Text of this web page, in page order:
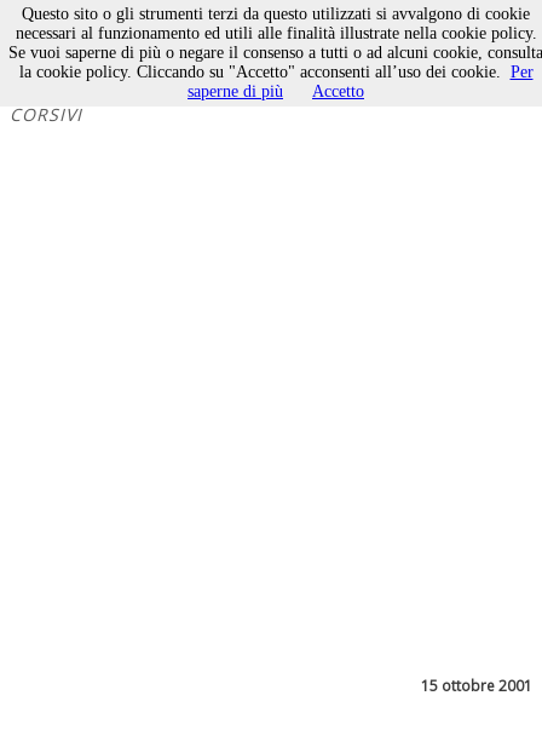
Consigliando, consigliando
CORSIVI
15 ottobre 2001
Questo sito o gli strumenti terzi da questo utilizzati si avvalgono di cookie
necessari al funzionamento ed utili alle finalità illustrate nella cookie policy.
Se vuoi saperne di più o negare il consenso a tutti o ad alcuni cookie, consulta
la cookie policy. Cliccando su "Accetto" acconsenti all’uso dei cookie. Per
saperne di più
Accetto